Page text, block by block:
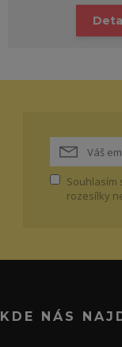
Souhlasím
rozesílky
KDE NÁS